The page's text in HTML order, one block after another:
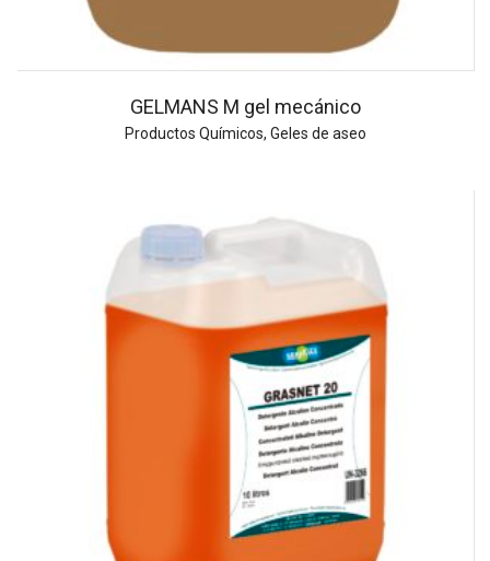
GELMANS M gel mecánico
Productos Químicos, Geles de aseo